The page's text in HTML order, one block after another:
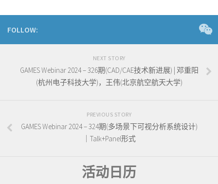
FOLLOW:
NEXT STORY
GAMES Webinar 2024 – 326期(CAD/CAE技术新进展) | 邓重阳
(杭州电子科技大学)，王伟(北京航空航天大学)
PREVIOUS STORY
GAMES Webinar 2024 – 324期(多场景下可视分析系统设计)
｜Talk+Panel形式
活动日历